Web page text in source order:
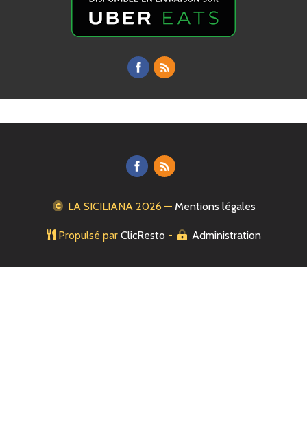
LA SICILIANA 2026 — Mentions légales
Propulsé par ClicResto - Administration